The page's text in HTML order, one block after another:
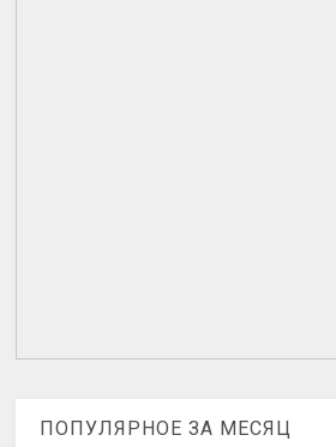
ПОПУЛЯРНОЕ ЗА МЕСЯЦ